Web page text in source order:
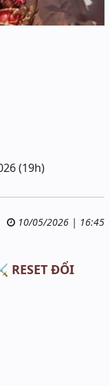
(19h)
10/05/2026 | 16:45
RESET ĐỔI